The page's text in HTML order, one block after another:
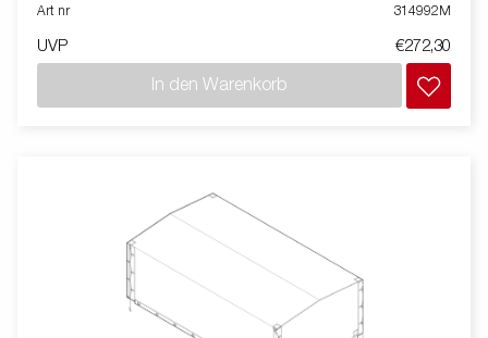
Art nr 314992M
UVP €272,30
In den Warenkorb